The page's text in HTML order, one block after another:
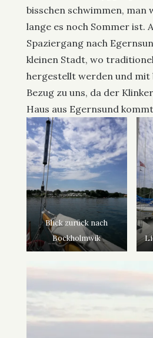
bisschen schwimmen, man
lange es noch Sommer ist.
Spaziergang nach
kleinen Stadt, wo
hergestellt werden und mit
Bezug zu uns, da der
Haus aus Egernsund
Blick zurück nach
Bockholmwik